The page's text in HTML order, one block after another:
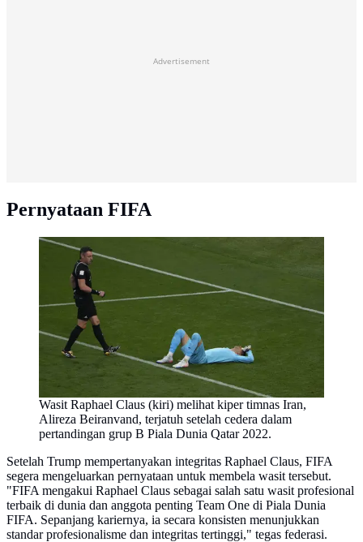
Advertisement
Pernyataan FIFA
Wasit Raphael Claus (kiri) melihat kiper timnas Iran,
Alireza Beiranvand, terjatuh setelah cedera dalam
pertandingan grup B Piala Dunia Qatar 2022.
Setelah Trump mempertanyakan integritas Raphael Claus, FIFA
segera mengeluarkan pernyataan untuk membela wasit tersebut.
"FIFA mengakui Raphael Claus sebagai salah satu wasit profesional
terbaik di dunia dan anggota penting Team One di Piala Dunia
FIFA. Sepanjang kariernya, ia secara konsisten menunjukkan
standar profesionalisme dan integritas tertinggi," tegas federasi.